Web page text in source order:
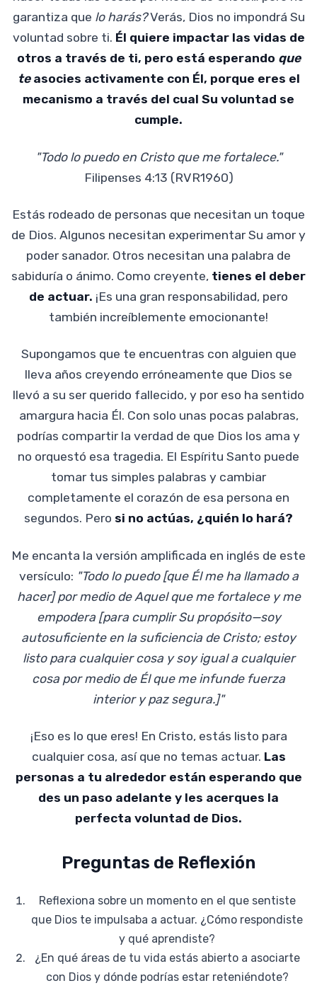
garantiza que lo harás?Verás, Dios no impondrá Su
voluntad sobre ti. Él quiere impactar las vidas de
otros a través de ti, pero está esperando que
teasocies activamente con Él, porque eres el
mecanismo a través del cual Su voluntad se
cumple.
"Todo lo puedo en Cristo que me fortalece."
Filipenses 4:13 (RVR1960)
Estás rodeado de personas que necesitan un toque
de Dios. Algunos necesitan experimentar Su amor y
poder sanador. Otros necesitan una palabra de
sabiduría o ánimo. Como creyente, tienes el deber
de actuar. ¡Es una gran responsabilidad, pero
también increíblemente emocionante!
Supongamos que te encuentras con alguien que
lleva años creyendo erróneamente que Dios se
llevó a su ser querido fallecido, y por eso ha sentido
amargura hacia Él. Con solo unas pocas palabras,
podrías compartir la verdad de que Dios los ama y
no orquestó esa tragedia. El Espíritu Santo puede
tomar tus simples palabras y cambiar
completamente el corazón de esa persona en
segundos. Pero si no actúas, ¿quién lo hará?
Me encanta la versión amplificada en inglés de este
versículo: "Todo lo puedo [que Él me ha llamado a
hacer] por medio de Aquel que me fortalece y me
empodera [para cumplir Su propósito—soy
autosuficiente en la suficiencia de Cristo; estoy
listo para cualquier cosa y soy igual a cualquier
cosa por medio de Él que me infunde fuerza
interior y paz segura.]"
¡Eso es lo que eres! En Cristo, estás listo para
cualquier cosa, así que no temas actuar. Las
personas a tu alrededor están esperando que
des un paso adelante y les acerques la
perfecta voluntad de Dios.
Preguntas de Reflexión
Reflexiona sobre un momento en el que sentiste
que Dios te impulsaba a actuar. ¿Cómo respondiste
y qué aprendiste?
¿En qué áreas de tu vida estás abierto a asociarte
con Dios y dónde podrías estar reteniéndote?